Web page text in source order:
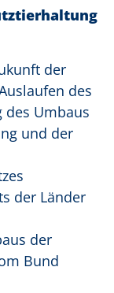
der
des
des Umbaus
und der
der Länder
der
Bund